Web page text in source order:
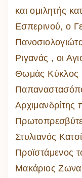
και ομιλητής
Εσπερινού, ο
Ριγανάς , οι
Θωμάς Κύκλος
Αρχιμανδρίτης
Στυλιανός
Προϊστάμενος
Μακάριος